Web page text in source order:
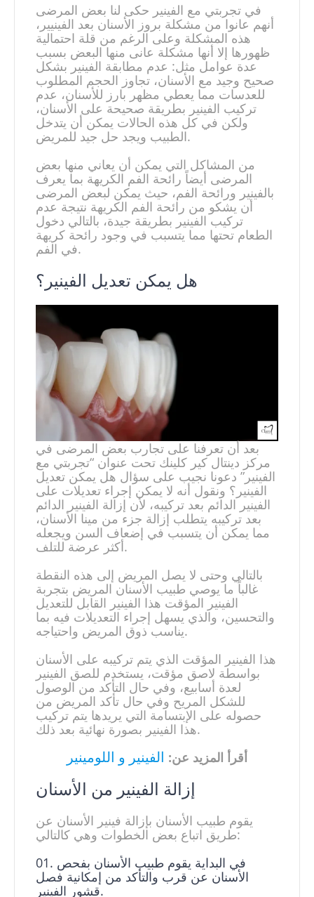
في تجربتي مع الفينير حكى لنا بعض المرضى
أنهم عانوا من مشكلة بروز الأسنان بعد الفينيير،
هذه المشكلة وعلى الرغم من قلة احتمالية
ظهورها إلا أنها مشكلة عانى منها البعض بسبب
عدة عوامل مثل: عدم مطابقة الفينير بشكل
صحيح وجيد مع الأسنان، تجاوز الحجم المطلوب
للعدسات مما يعطي مظهر بارز للأسنان، عدم
تركيب الفينير بطريقة صحيحة على الأسنان،
ولكن في كل هذه الحالات يمكن أن يتدخل
الطبيب ويجد حل جيد للمريض.
من المشاكل التي يمكن أن يعاني منها بعض
المرضى أيضاً رائحة الفم الكريهة بما يعرف
بالفينير ورائحة الفم، حيث يمكن لبعض المرضى
أن يشكو من رائحة الفم الكريهة نتيجة عدم
تركيب الفينير بطريقة جيدة، بالتالي دخول
الطعام تحتها مما يتسبب في وجود رائحة كريهة
في الفم.
بعد أن تعرفنا على تجارب بعض المرضى في
مركز دينتال كير كلينك تحت عنوان “تجربتي مع
الفينير” دعونا نجيب على سؤال هل يمكن تعديل
الفينير؟ ونقول أنه لا يمكن إجراء تعديلات على
الفينير الدائم بعد تركيبه، لأن إزالة الفينير الدائم
بعد تركيبه يتطلب إزالة جزء من مينا الأسنان،
مما يمكن أن يتسبب في إضعاف السن ويجعله
أكثر عرضة للتلف.
بالتالي وحتى لا يصل المريض إلى هذه النقطة
غالباً ما يوصي طبيب الأسنان المريض بتجربة
الفينير المؤقت هذا الفينير القابل للتعديل
والتحسين، والذي يسهل إجراء التعديلات فيه بما
يناسب ذوق المريض واحتياجه.
هذا الفينير المؤقت الذي يتم تركيبه على الأسنان
بواسطة لاصق مؤقت، يستخدم للصق الفينير
لعدة أسابيع، وفي حال التأكد من الوصول
للشكل المريح وفي حال تأكد المريض من
حصوله على الإبتسامة التي يريدها يتم تركيب
هذا الفينير بصورة نهائية بعد ذلك.
أقرأ المزيد عن: الفينير و اللومينير
يقوم طبيب الأسنان بإزالة فينير الأسنان عن
طريق اتباع بعض الخطوات وهي كالتالي:
في البداية يقوم طبيب الأسنان بفحص
الأسنان عن قرب والتأكد من إمكانية فصل
قشور الفينير.